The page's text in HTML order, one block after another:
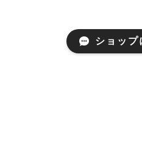
ショップ